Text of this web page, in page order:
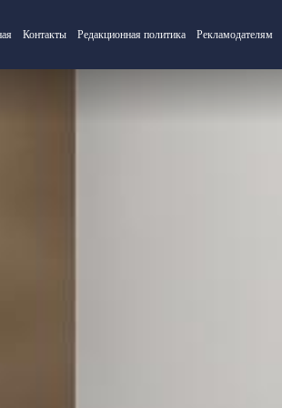
Контакты Редакционная политика Рекламодателям